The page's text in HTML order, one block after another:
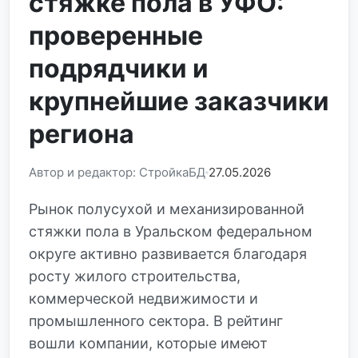
проверенные
подрядчики и
крупнейшие заказчики
региона
Автор и редактор: СтройкаБД 27.05.2026
Рынок полусухой и механизированной
стяжки пола в Уральском федеральном
округе активно развивается благодаря
росту жилого строительства,
коммерческой недвижимости и
промышленного сектора. В рейтинг
вошли компании, которые имеют